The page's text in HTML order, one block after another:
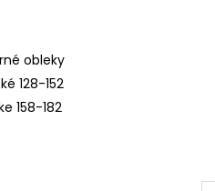
obleky
128-152
158-182